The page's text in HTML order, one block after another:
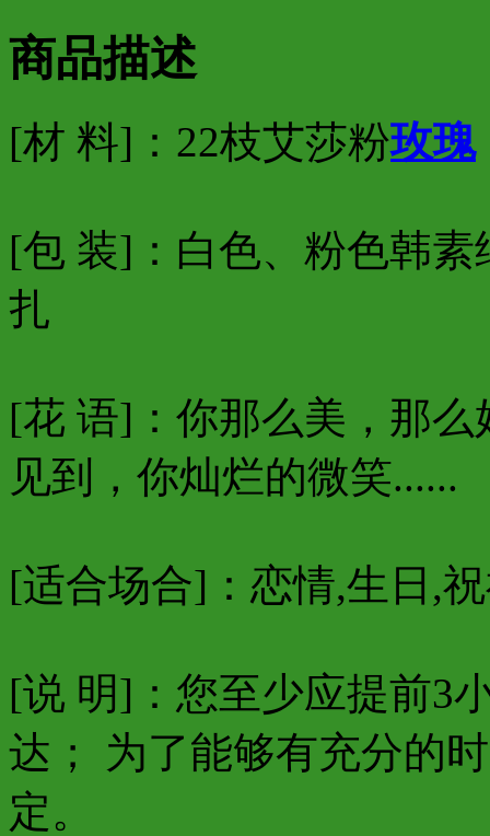
商品描述
[材 料]：22枝艾莎粉玫瑰
[包 装]：白色、粉色韩
扎
[花 语]：你那么美，那
见到，你灿烂的微笑......
[适合场合]：恋情,生日,
[说 明]：您至少应提前3
达； 为了能够有充分的
定。